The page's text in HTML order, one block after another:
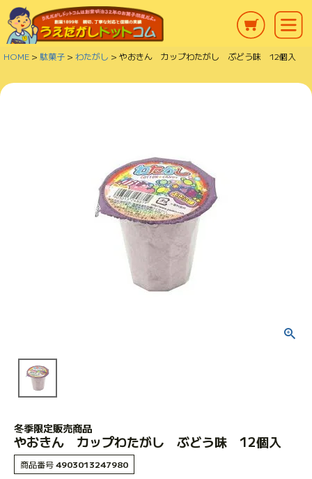
HOME 駄菓子 わたがし やおきん カップわたがし ぶどう味 12個入
冬季限定販売商品
やおきん カップわたがし ぶどう味 12個入
商品番号4903013247980